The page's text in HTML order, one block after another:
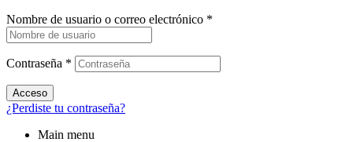
Nombre de usuario o correo electrónico *
Contraseña *
Acceso
¿Perdiste tu contraseña?
Main menu